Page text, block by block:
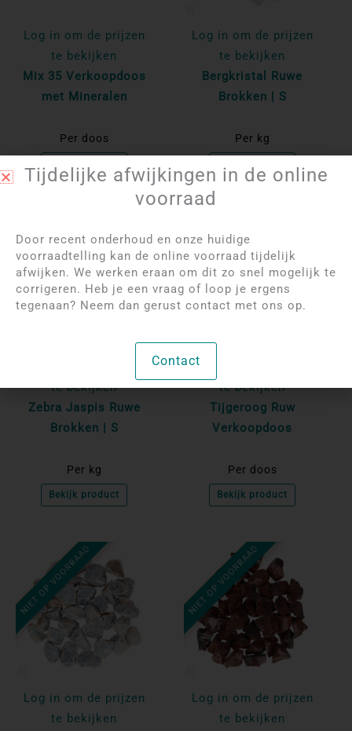
Log in om de prijzen
te bekijken
Mix 35 Verkoopdoos
met Mineralen
Per doos
Log in om de prijzen
te bekijken
Bergkristal Ruwe
Brokken | S
Per kg
NIET OP VOORRAAD
te bekijken
Zebra Jaspis Ruwe
Brokken | S
Per kg
Bekijk product
NIET OP VOORRAAD
Log in om de prijzen
te bekijken
Tijgeroog Ruw
Verkoopdoos
Per doos
Bekijk product
NIET OP VOORRAAD
Log in om de prijzen
te bekijken
NIET OP VOORRAAD
Log in om de prijzen
te bekijken
Tijdelijke afwijkingen in de online
voorraad
Door recent onderhoud en onze huidige
voorraadtelling kan de online voorraad tijdelijk
afwijken. We werken eraan om dit zo snel mogelijk te
corrigeren. Heb je een vraag of loop je ergens
tegenaan? Neem dan gerust contact met ons op.
Contact